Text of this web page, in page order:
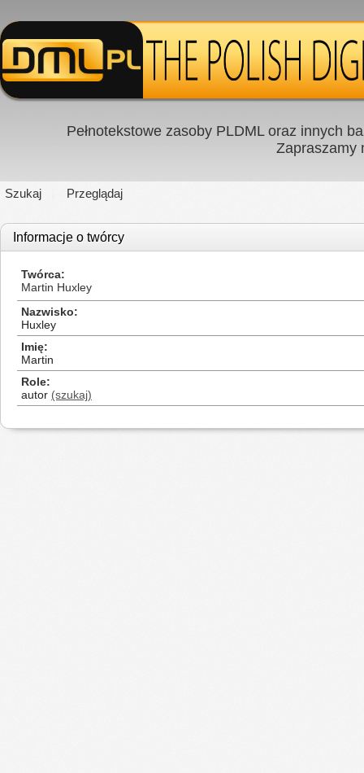
Pełnotekstowe zasoby PLDML oraz innych
Zapraszamy
Szukaj Przeglądaj
Informacje o twórcy
Twórca
Martin Huxley
Nazwisko
Huxley
Imię
Martin
Role
autor (szukaj)